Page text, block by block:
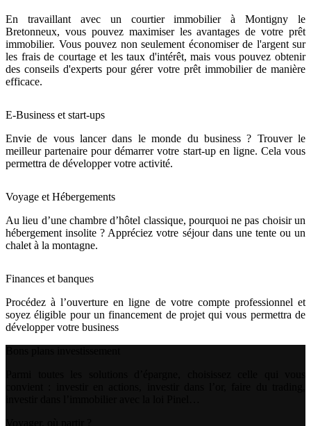
En travaillant avec un courtier immobilier à Montigny le
Bretonneux, vous pouvez maximiser les avantages de votre prêt
immobilier. Vous pouvez non seulement économiser de l'argent sur
les frais de courtage et les taux d'intérêt, mais vous pouvez obtenir
des conseils d'experts pour gérer votre prêt immobilier de manière
efficace.
E-Business et start-ups
Envie de vous lancer dans le monde du business ? Trouver le
meilleur partenaire pour démarrer votre start-up en ligne. Cela vous
permettra de développer votre activité.
Voyage et Hébergements
Au lieu d’une chambre d’hôtel classique, pourquoi ne pas choisir un
hébergement insolite ? Appréciez votre séjour dans une tente ou un
chalet à la montagne.
Finances et banques
Procédez à l’ouverture en ligne de votre compte professionnel et
soyez éligible pour un financement de projet qui vous permettra de
développer votre business